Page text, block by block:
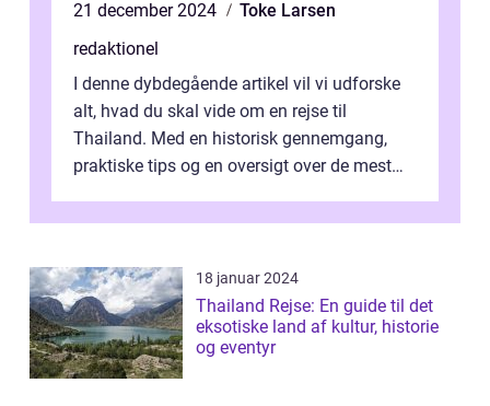
21 december 2024
Toke Larsen
redaktionel
I denne dybdegående artikel vil vi udforske
alt, hvad du skal vide om en rejse til
Thailand. Med en historisk gennemgang,
praktiske tips og en oversigt over de mest
18 januar 2024
Thailand Rejse: En guide til det
eksotiske land af kultur, historie
og eventyr